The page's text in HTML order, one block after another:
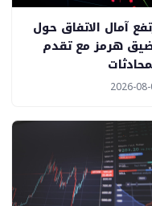
آمال الاتفاق حول
هرمز مع تقدم
2026-